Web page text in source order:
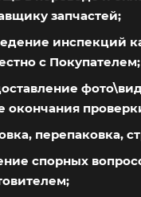
запчастей;
инспекций
с Покупателем;
окончания
перепаковка,
спорных